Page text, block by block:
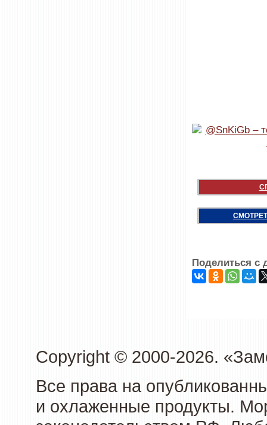
Поделиться с
Copyright © 2000-2026.
Все права на
и охлаженные продукты.